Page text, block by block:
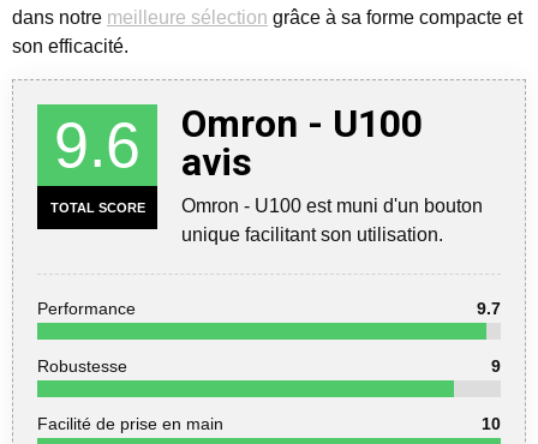
dans notre meilleure sélection grâce à sa forme compacte et
son efficacité.
9.6
TOTAL SCORE
Omron - U100
avis
Omron - U100 est muni d'un bouton
unique facilitant son utilisation.
Performance 9.7
Robustesse 9
Facilité de prise en main 10